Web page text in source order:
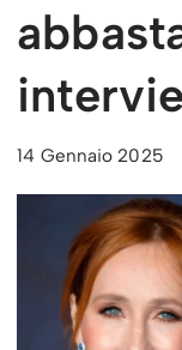
14 Gennaio 2025